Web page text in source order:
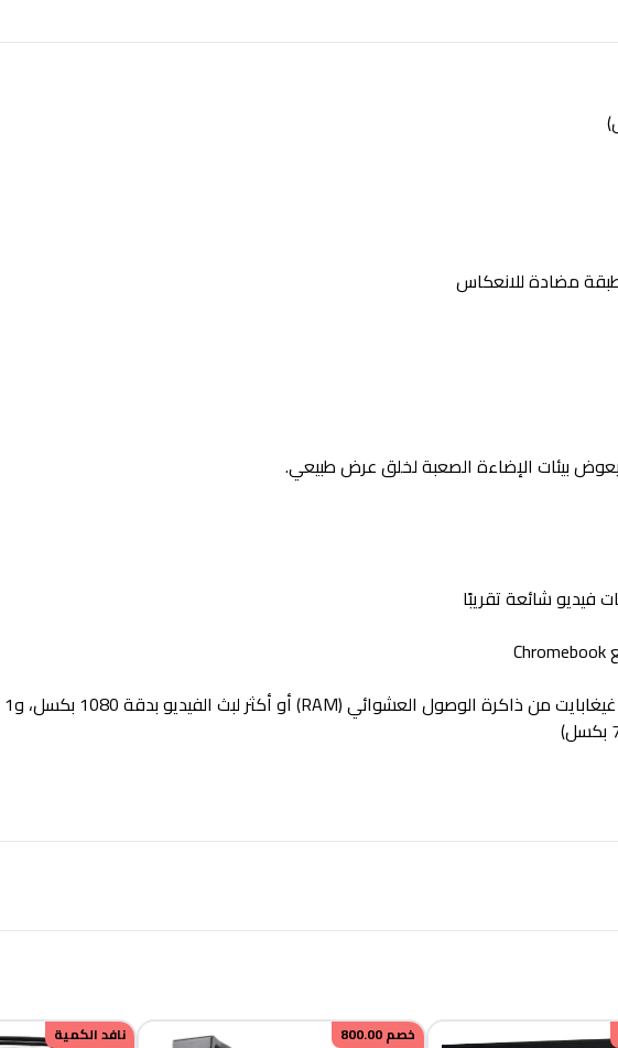
خصم800.00 نافد الكمية